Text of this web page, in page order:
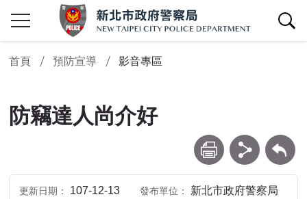
查詢區開關
首頁 預防宣導 影音專區
防竊達人尚介好
列印 分享 回上一頁
更新日期 107-12-13 發布單位 新北市政府警察局